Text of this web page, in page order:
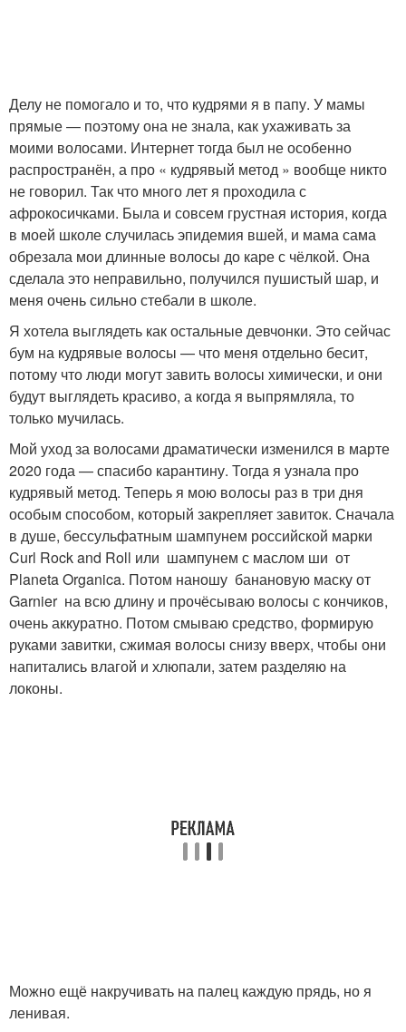
Делу не помогало и то, что кудрями я в папу. У мамы
прямые — поэтому она не знала, как ухаживать за
моими волосами. Интернет тогда был не особенно
распространён, а про « кудрявый метод » вообще никто
не говорил. Так что много лет я проходила с
афрокосичками. Была и совсем грустная история, когда
в моей школе случилась эпидемия вшей, и мама сама
обрезала мои длинные волосы до каре с чёлкой. Она
сделала это неправильно, получился пушистый шар, и
меня очень сильно стебали в школе.
Я хотела выглядеть как остальные девчонки. Это сейчас
бум на кудрявые волосы — что меня отдельно бесит,
потому что люди могут завить волосы химически, и они
будут выглядеть красиво, а когда я выпрямляла, то
только мучилась.
Мой уход за волосами драматически изменился в марте
2020 года — спасибо карантину. Тогда я узнала про
кудрявый метод. Теперь я мою волосы раз в три дня
особым способом, который закрепляет завиток. Сначала
в душе, бессульфатным шампунем российской марки
Curl Rock and Roll или шампунем с маслом ши от
Planeta Organica. Потом наношу банановую маску от
Garnier на всю длину и прочёсываю волосы с кончиков,
очень аккуратно. Потом смываю средство, формирую
руками завитки, сжимая волосы снизу вверх, чтобы они
напитались влагой и хлюпали, затем разделяю на
локоны.
Можно ещё накручивать на палец каждую прядь, но я
ленивая.